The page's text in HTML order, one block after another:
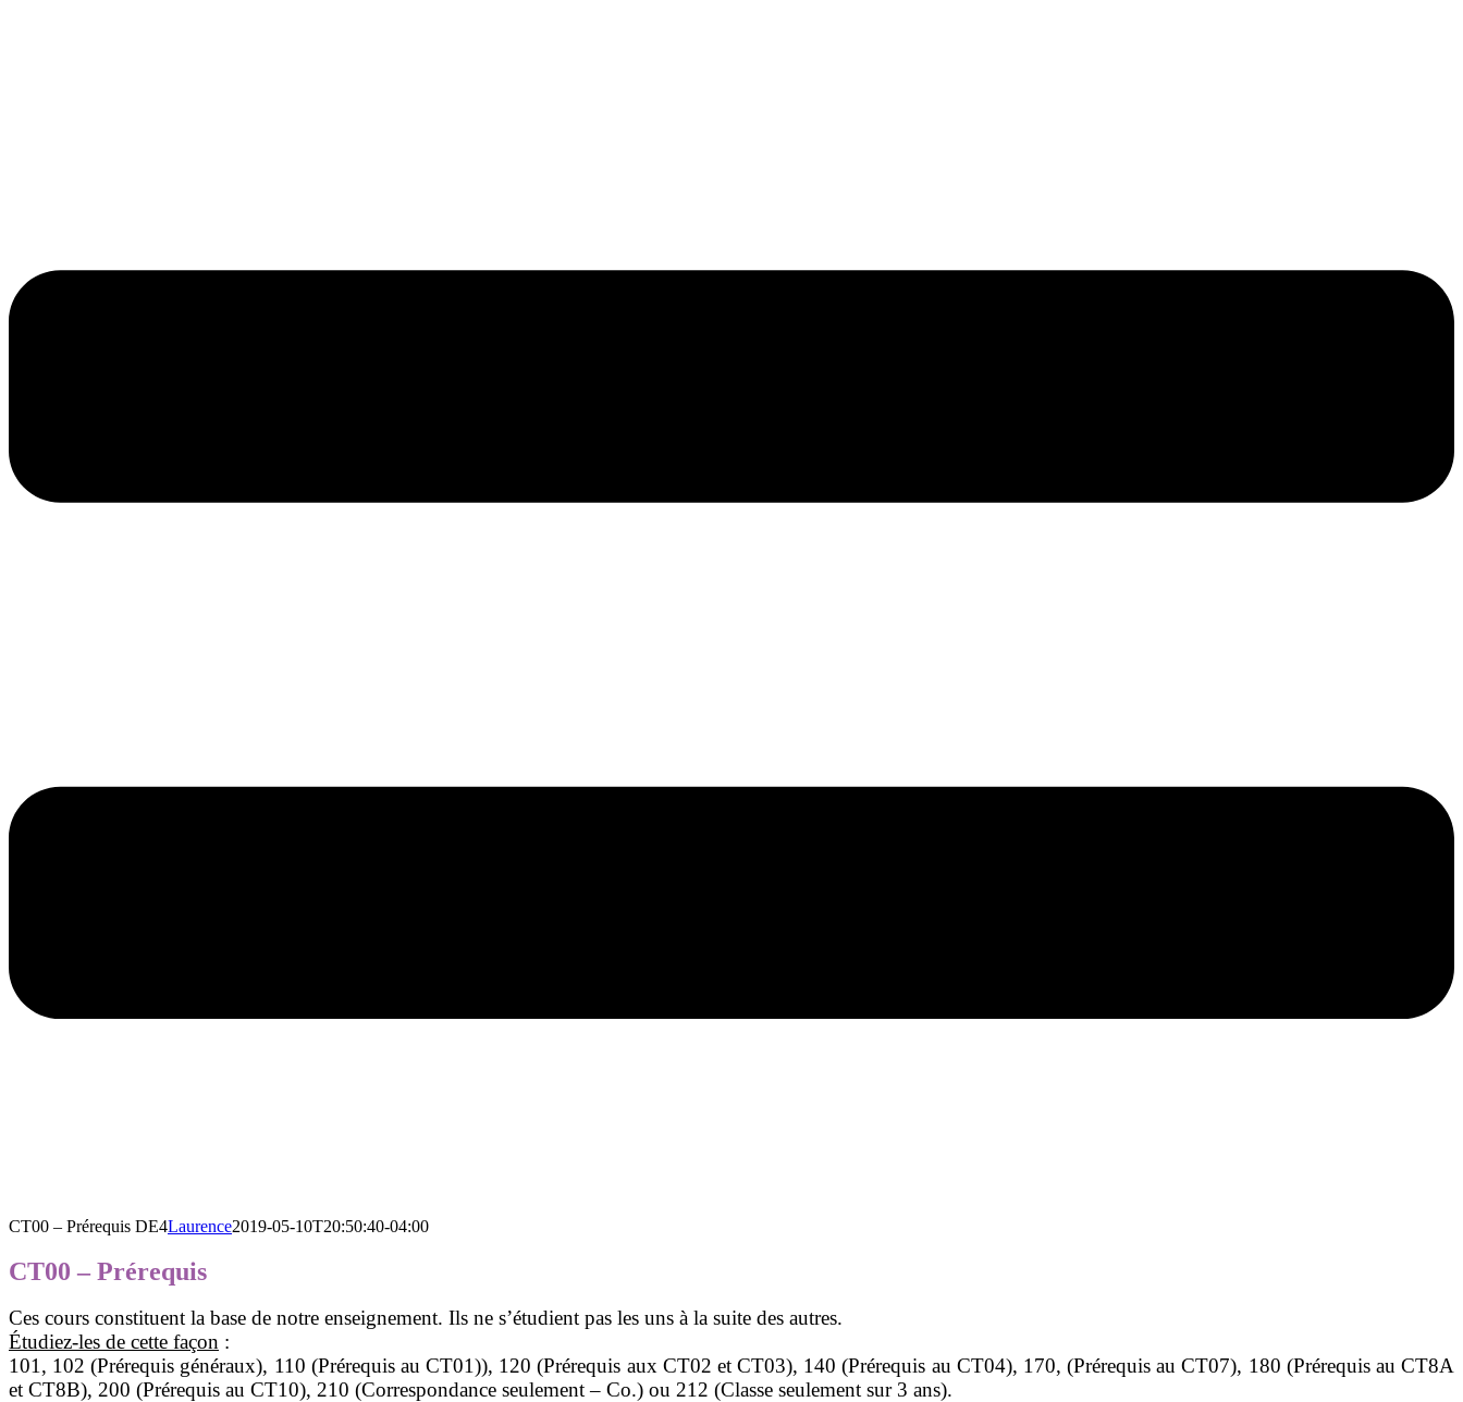
CT00 – Prérequis DE4Laurence2019-05-10T20:50:40-04:00
CT00 – Prérequis
Ces cours constituent la base de notre enseignement. Ils ne s’étudient pas les uns à la suite des autres.
Étudiez-les de cette façon :
101, 102 (Prérequis généraux), 110 (Prérequis au CT01)), 120 (Prérequis aux CT02 et CT03), 140 (Prérequis au CT04), 170, (Prérequis au CT07), 180 (Prérequis au CT8A
et CT8B), 200 (Prérequis au CT10), 210 (Correspondance seulement – Co.) ou 212 (Classe seulement sur 3 ans).